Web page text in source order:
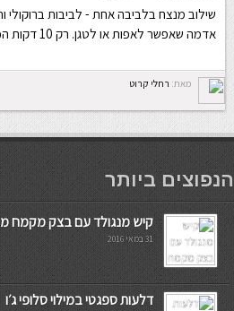
שילוב מנצח בלביבה אחת - לביבות ברוקולי
אדמה שאפשר לאפות או לטגן. רק 10 דקות הכנה
מאת: רחלי קרוט
мостбет кг
הנפוצים ביותר
קיש מנגולד עם בצק מקמח
31 במאי 2016
דלעות ספגטי במילוי סלופי ג׳ו